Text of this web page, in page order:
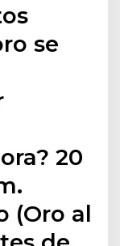
se
20
(Oro al